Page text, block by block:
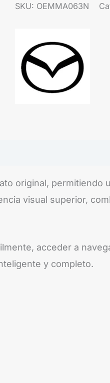
SKU: OEMMA063N
original,
visual superior,
acceder a
y completo.